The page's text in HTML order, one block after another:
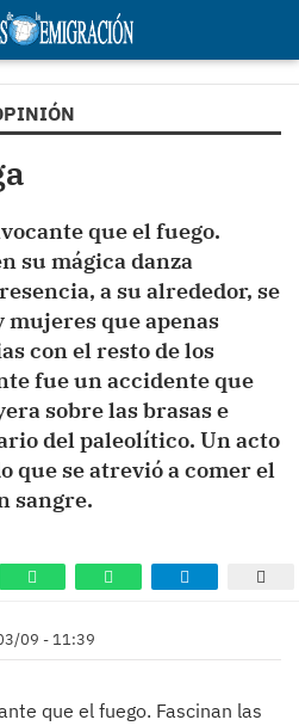
que el fuego.
su mágica danza
a su alrededor, se
que apenas
con el resto de los
fue un accidente que
sobre las brasas e
del paleolítico. Un acto
que se atrevió a comer el
sangre.
09 - 11:39
que el fuego. Fascinan las